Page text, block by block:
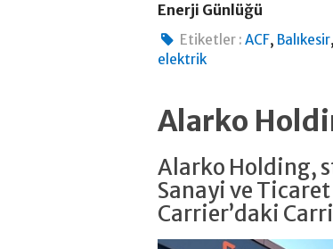
Enerji Günlüğü
Etiketler : ACF, Balıkesir
elektrik
Alarko
Alarko Holding,
Sanayi ve
Carrier’daki